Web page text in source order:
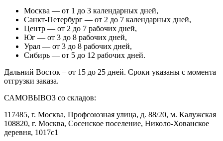
Москва — от 1 до 3 календарных дней,
Санкт-Петербург — от 2 до 7 календарных дней,
Центр — от 2 до 7 рабочих дней,
Юг — от 3 до 8 рабочих дней,
Урал — от 3 до 8 рабочих дней,
Сибирь — от 5 до 12 рабочих дней.
Дальний Восток – от 15 до 25 дней. Сроки указаны с момента
отгрузки заказа.
САМОВЫВОЗ со складов:
117485, г. Москва, Профсоюзная улица, д. 88/20, м. Калужская
108820, г. Москва, Сосенское поселение, Николо-Хованское
деревня, 1017с1